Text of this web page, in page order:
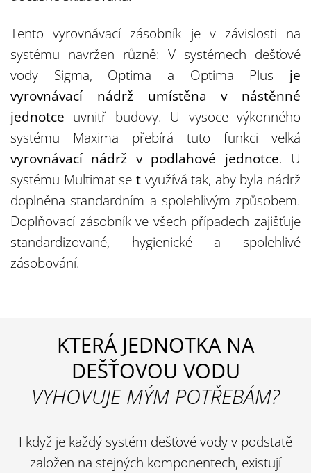
Tento vyrovnávací zásobník je v závislosti na
systému navržen různě: V systémech dešťové
vody Sigma, Optima a Optima Plus je
vyrovnávací nádrž umístěna v nástěnné
jednotce uvnitř budovy. U vysoce výkonného
systému Maxima přebírá tuto funkci velká
vyrovnávací nádrž v podlahové jednotce. U
systému Multimat se tvyužívá tak, aby byla nádrž
doplněna standardním a spolehlivým způsobem.
Doplňovací zásobník ve všech případech zajišťuje
standardizované, hygienické a spolehlivé
zásobování.
KTERÁ JEDNOTKA NA
DEŠŤOVOU VODU
VYHOVUJE MÝM POTŘEBÁM?
I když je každý systém dešťové vody v podstatě
založen na stejných komponentech, existují